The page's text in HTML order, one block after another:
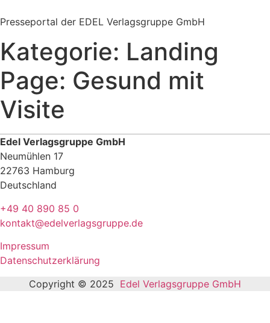
Inhalt
Presseportal der EDEL Verlagsgruppe GmbH
Kategorie: Landing
Page: Gesund mit
Visite
Edel Verlagsgruppe GmbH
Neumühlen 17
22763 Hamburg
Deutschland
+49 40 890 85 0
kontakt@edelverlagsgruppe.de
Impressum
Datenschutzerklärung
Copyright © 2025 Edel Verlagsgruppe GmbH